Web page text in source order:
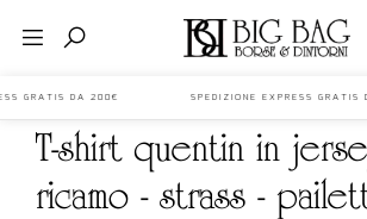
GRATIS DA 200€ SPEDIZIONE EXPRESS
t-shirt quentin in jersey con
ricamo - strass -